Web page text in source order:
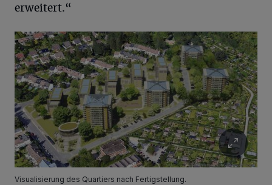
erweitert.“
Visualisierung des Quartiers nach Fertigstellung.